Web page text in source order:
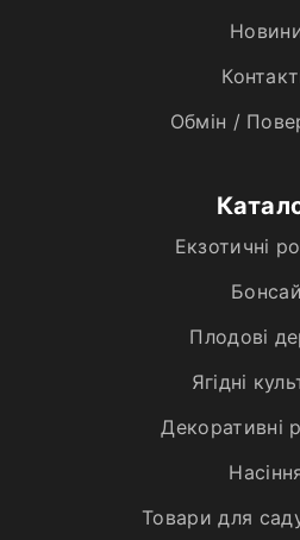
Обмін /
Екзотичні
Бонсай
Плодові
Ягідні
Декоративні
Товари для